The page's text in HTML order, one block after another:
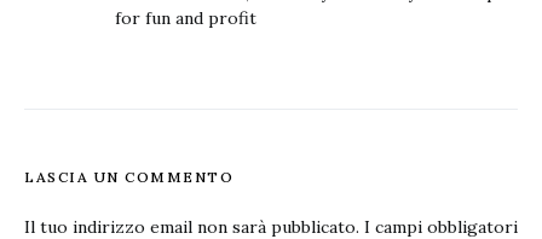
for fun and profit
LASCIA UN COMMENTO
Il tuo indirizzo email non sarà pubblicato. I campi obbligatori